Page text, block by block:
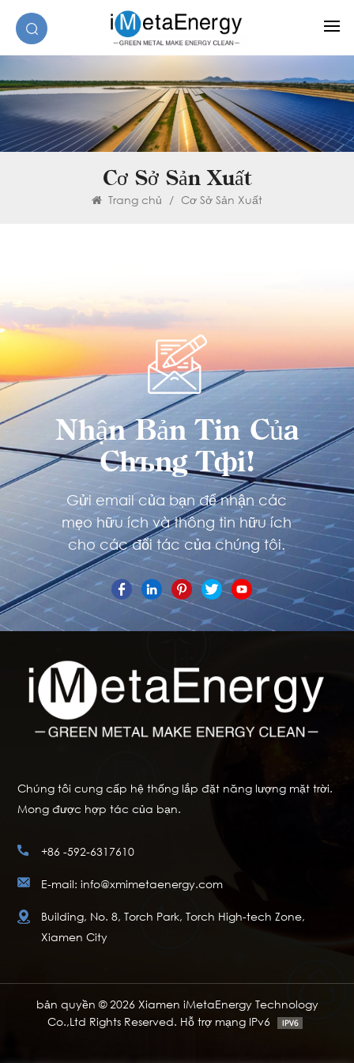
Cơ Sở Sản Xuất
Trang chủ / Cơ Sở Sản Xuất
Nhận Bản Tin Của
Chúng Tôi!
Gửi email của bạn để nhận các
mẹo hữu ích và thông tin hữu ích
cho các đối tác của chúng tôi.
Chúng tôi cung cấp hệ thống lắp đặt năng lượng mặt trời.
Mong được hợp tác của bạn.
+86 -592-6317610
E-mail: info@xmimetaenergy.com
Building, No. 8, Torch Park, Torch High-tech Zone,
Xiamen City
bản quyền © 2026 Xiamen iMetaEnergy Technology
Co.,Ltd Rights Reserved. Hỗ trợ mạng IPv6